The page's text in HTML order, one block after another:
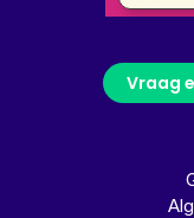
Vraag